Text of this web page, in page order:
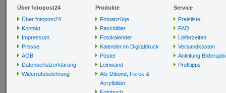
Über fotopost24
Über fotopost24
Kontakt
Impressum
Presse
AGB
Datenschutzerklärung
Widerrufsbelehrung
Produkte
Fotoabzüge
Passbilder
Fotokalender
Kalender im Digitaldruck
Poster
Leinwand
Alu-Dibond, Forex &
Acrylbilder
Service
Preisliste
FAQ
Lieferzeiten
Versandkosten
Anleitung
Profitipps